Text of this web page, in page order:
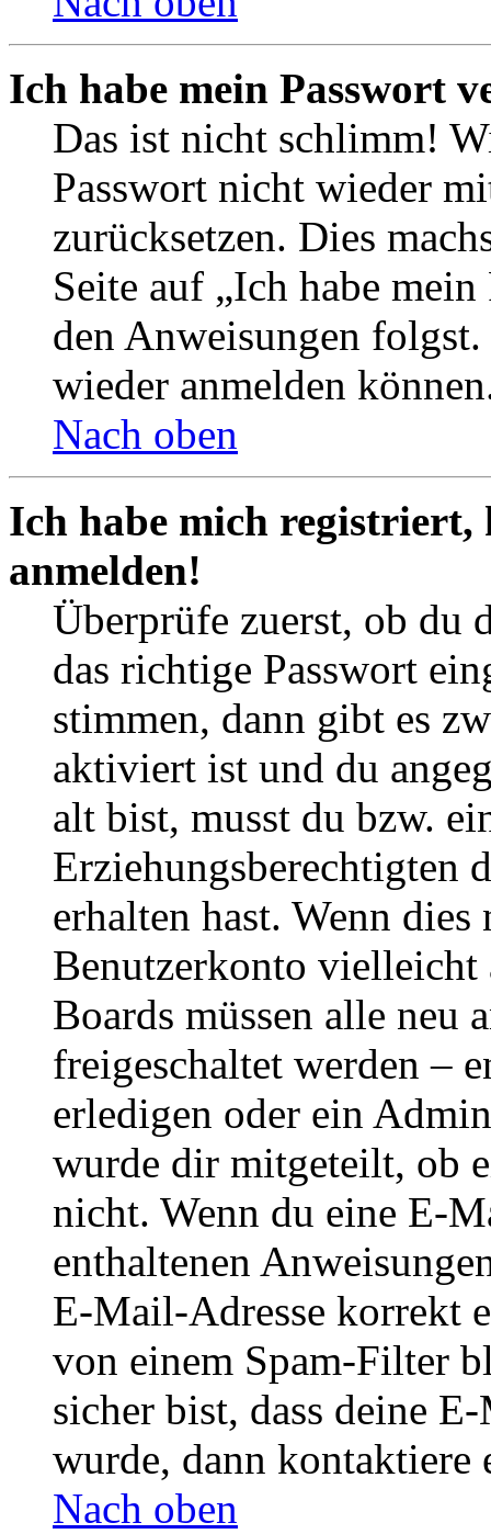
Ich habe mein Passwort
Das ist nicht schlimm!
Passwort nicht wieder
zurücksetzen. Dies
Seite auf „Ich habe
den Anweisungen
wieder anmelden
Nach oben
Ich habe mich
anmelden!
Überprüfe zuerst, ob du
das richtige Passwort
stimmen, dann gibt es
aktiviert ist und du
alt bist, musst du bzw.
Erziehungsberechtigten
erhalten hast. Wenn
Benutzerkonto
Boards müssen alle neu
freigeschaltet werden –
erledigen oder ein
wurde dir mitgeteilt, ob
nicht. Wenn du eine E-
enthaltenen
E-Mail-Adresse korrekt
von einem Spam-Filter
sicher bist, dass deine
wurde, dann kontaktiere
Nach oben